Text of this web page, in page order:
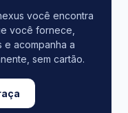
você encontra
você fornece,
acompanha a
sem cartão.